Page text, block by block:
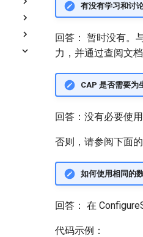
有没有学习和讨
回答： 暂时没有。
力，并通过查阅文
CAP 是否需要为
回答：没有必要使
否则，请参阅下面的
如何使用相同的
回答： 在
代码示例：